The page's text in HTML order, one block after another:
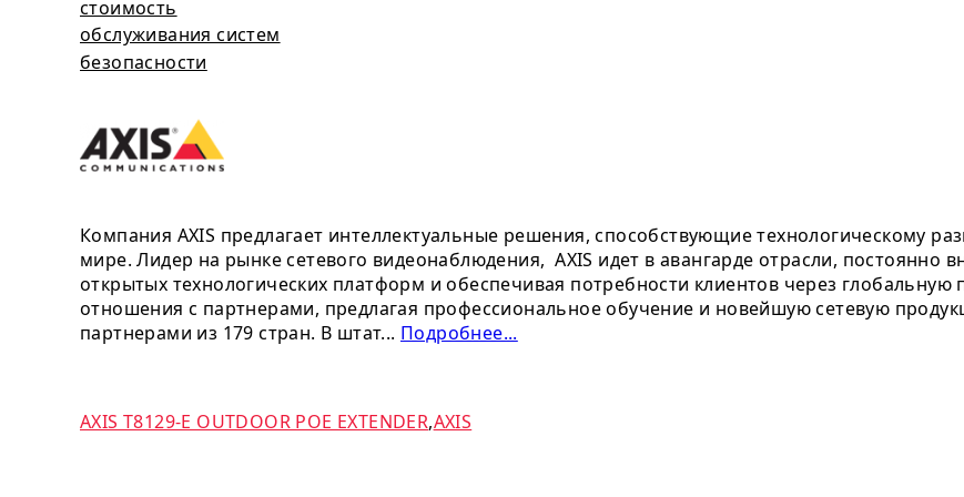
стоимость
обслуживания систем
безопасности
Компания AXIS предлагает интеллектуальные решения, способствующие технологическому
мире. Лидер на рынке сетевого видеонаблюдения, AXIS идет в авангарде отрасли, постоянно
открытых технологических платформ и обеспечивая потребности клиентов через глобальную
отношения с партнерами, предлагая профессиональное обучение и новейшую сетевую
партнерами из 179 стран. В штат... Подробнее...
AXIS T8129-E OUTDOOR POE EXTENDER,AXIS